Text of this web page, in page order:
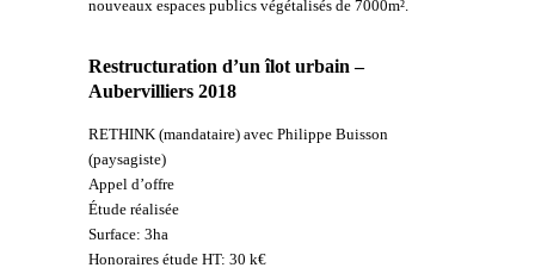
nouveaux espaces publics végétalisés de 7000m².
Restructuration d’un îlot urbain –
Aubervilliers 2018
RETHINK (mandataire) avec Philippe Buisson
(paysagiste)
Appel d’offre
Étude réalisée
Surface: 3ha
Honoraires étude HT: 30 k€